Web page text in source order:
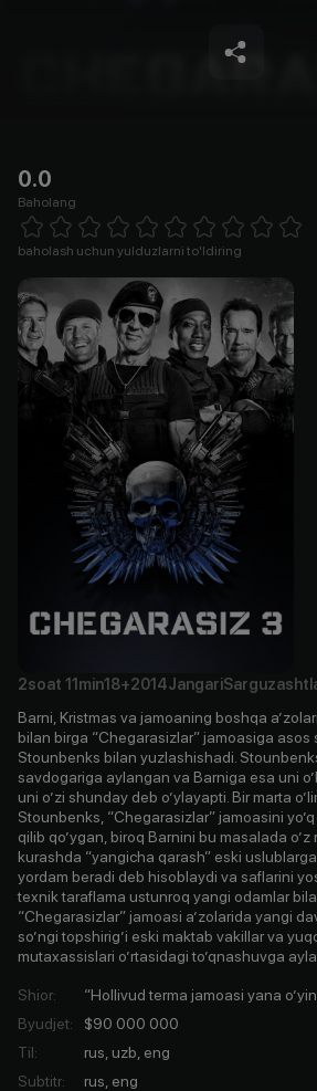
0.0
Baholang
1 Star 2 Stars 3 Stars 4 Stars5 Stars 6 Stars7 Stars8 Stars
baholash uchun yulduzlarni to'ldiring
2soat 11min18+2014Jangari
Barni, Kristmas va jamoaning boshqa
bilan birga “Chegarasizlar” jamoasiga asos
Stounbenks bilan yuzlashishadi.
savdogariga aylangan va Barniga esa uni
uni o’zi shunday deb o’ylayapti. Bir marta
Stounbenks, “Chegarasizlar” jamoasini
qilib qo’ygan, biroq Barnini bu masalada o’z
kurashda “yangicha qarash” eski
yordam beradi deb hisoblaydi va saflarini
texnik taraflama ustunroq yangi odamlar
“Chegarasizlar” jamoasi a’zolarida yangi
so’ngi topshirig’i eski maktab vakillar va
mutaxassislari o’rtasidagi to’qnashuvga
Shior:
“Hollivud terma jamoasi yana
Byudjet:
$90 000 000
Til:
rus, uzb, eng
Subtitr:
rus, eng